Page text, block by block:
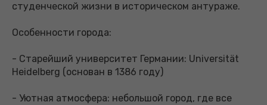
студенческой жизни в историческом антураже.
Особенности города:
- Старейший университет Германии: Universität
Heidelberg (основан в 1386 году)
- Уютная атмосфера: небольшой город, где все